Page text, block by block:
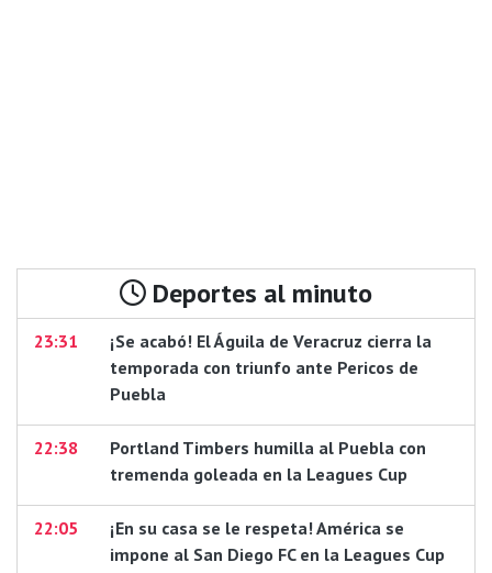
Deportes al minuto
23:31
¡Se acabó! El Águila de Veracruz cierra la
temporada con triunfo ante Pericos de
Puebla
22:38
Portland Timbers humilla al Puebla con
tremenda goleada en la Leagues Cup
22:05
¡En su casa se le respeta! América se
impone al San Diego FC en la Leagues Cup